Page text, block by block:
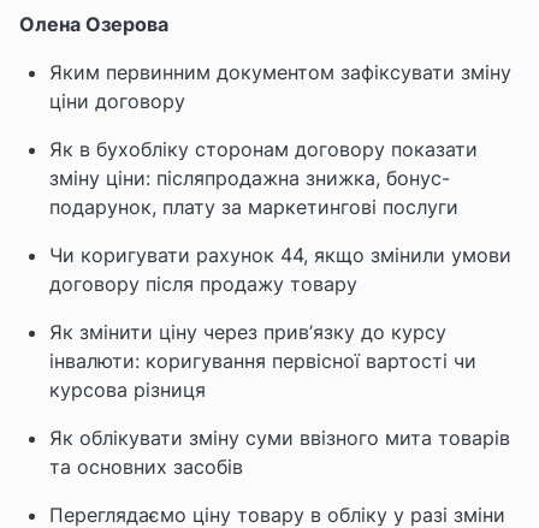
Олена Озерова
Яким первинним документом зафіксувати зміну
ціни договору
Як в бухобліку сторонам договору показати
зміну ціни: післяпродажна знижка, бонус-
подарунок, плату за маркетингові послуги
Чи коригувати рахунок 44, якщо змінили умови
договору після продажу товару
Як змінити ціну через прив’язку до курсу
інвалюти: коригування первісної вартості чи
курсова різниця
Як облікувати зміну суми ввізного мита товарів
та основних засобів
Переглядаємо ціну товару в обліку у разі зміни